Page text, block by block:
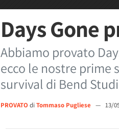
Days Gone
Abbiamo provato
ecco le nostre prime
survival di Bend
PROVATO di Tommaso Pugliese — 13/